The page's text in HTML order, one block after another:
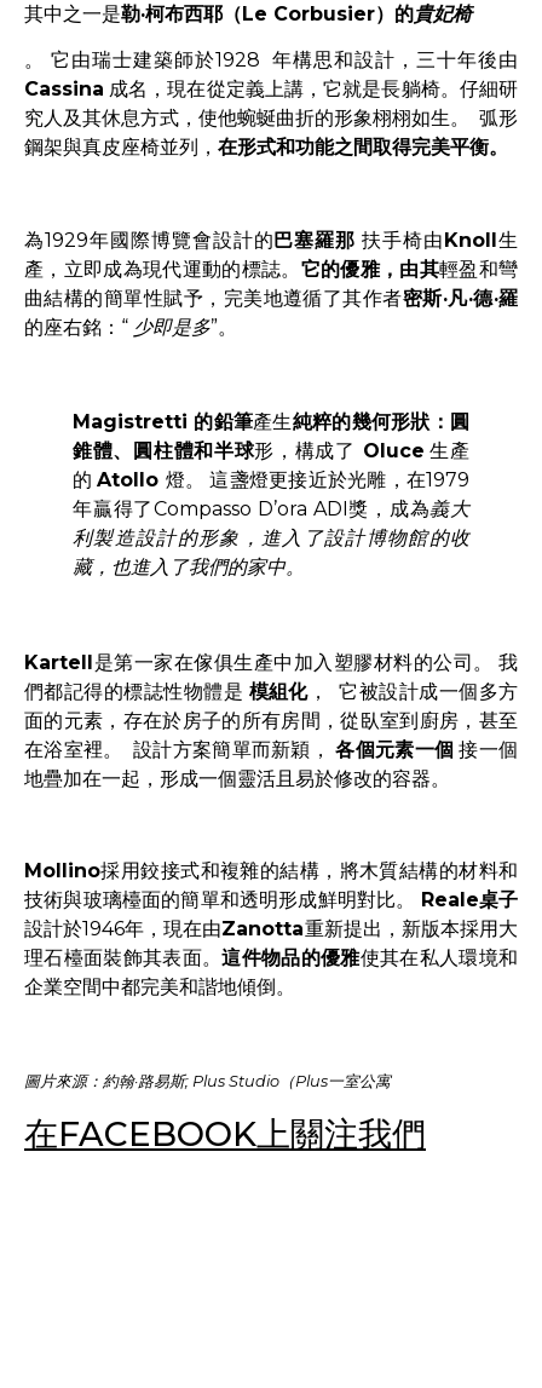
其中之一是勒·柯布西耶（Le Corbusier）的貴妃椅
。 它由瑞士建築師於1928 年構思和設計，三十年後由
Cassina 成名，現在從定義上講，它就是長躺椅。仔細研
究人及其休息方式，使他蜿蜒曲折的形象栩栩如生。 弧形
鋼架與真皮座椅並列， 在形式和功能之間取得完美平衡。
為1929年國際博覽會設計的巴塞羅那 扶手椅由Knoll生
產，立即成為現代運動的標誌。 它的優雅，由其輕盈和彎
曲結構的簡單性賦予，完美地遵循了其作者密斯·凡·德·羅
的座右銘：“ 少即是多”。
Magistretti 的鉛筆產生純粹的幾何形狀：圓
錐體、圓柱體和半球形，構成了 Oluce 生產
的Atollo 燈。 這盞燈更接近於光雕，在1979
年贏得了Compasso D’ora ADI獎，成為義大
利製造設計的形象，進入了設計博物館的收
藏，也進入了我們的家中。
Kartell是第一家在傢俱生產中加入塑膠材料的公司。 我
們都記得的標誌性物體是 模組化， 它被設計成一個多方
面的元素，存在於房子的所有房間，從臥室到廚房，甚至
在浴室裡。 設計方案簡單而新穎，各個元素一個 接一個
地疊加在一起，形成一個靈活且易於修改的容器。
Mollino採用鉸接式和複雜的結構，將木質結構的材料和
技術與玻璃檯面的簡單和透明形成鮮明對比。
Reale桌子
設計於1946年，現在由Zanotta重新提出，新版本採用大
理石檯面裝飾其表面。這件物品的優雅使其在私人環境和
企業空間中都完美和諧地傾倒。
圖片來源：約翰·路易斯; Plus Studio（Plus一室公寓
在FACEBOOK上關注我們